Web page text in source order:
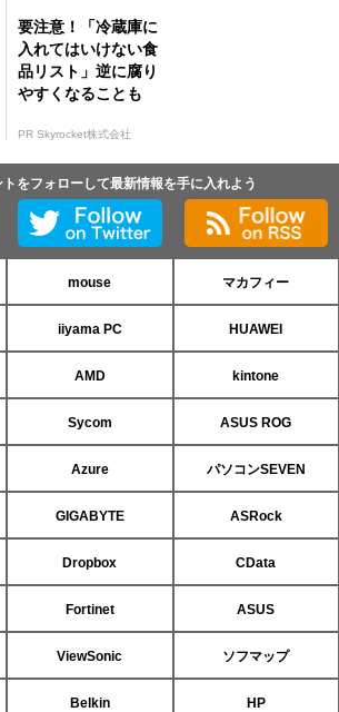
要注意！「冷蔵庫に
入れてはいけない食
品リスト」逆に腐り
やすくなることも
PR Skyrocket株式会社
をフォローして最新情報を手に入れよう
mouse マカフィー
iiyama PC HUAWEI
AMD kintone
Sycom ASUS ROG
Azure パソコンSEVEN
GIGABYTE ASRock
Dropbox CData
Fortinet ASUS
ViewSonic ソフマップ
Belkin HP